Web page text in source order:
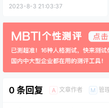
2023-8-3 21:03:37
0 条回复 A 文章作者 M 管